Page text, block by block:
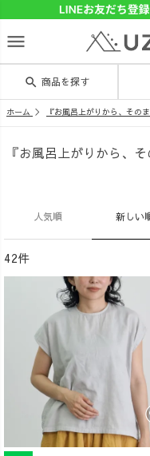
menu
search 商品を探す
ホーム 『お風呂上がりから、その
『お風呂上がりから、
人気順 新しい
42件